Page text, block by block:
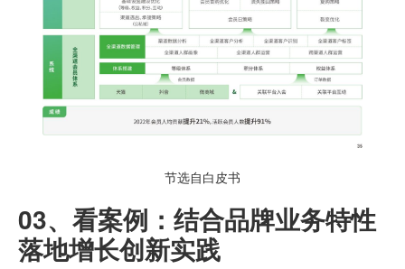
节选自白皮书
03、 看案例： 结合品牌业务特性
落地增长创新实践